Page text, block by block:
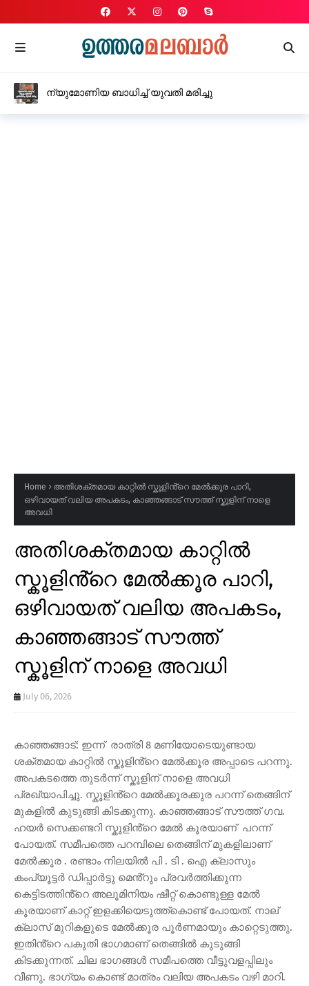
ന്യുമോണിയ ബാധിച്ച് യുവതി മരിച്ചു
Home
അതിശക്തമായ കാറ്റിൽ സ്കൂളിൻ്റെ മേൽക്കൂര പാറി,
ഒഴിവായത് വലിയ അപകടം, കാഞ്ഞങ്ങാട് സൗത്ത് സ്കൂളിന് നാളെ
അവധി
അതിശക്തമായ കാറ്റിൽ
സ്കൂളിൻ്റെ മേൽക്കൂര പാറി,
ഒഴിവായത് വലിയ അപകടം,
കാഞ്ഞങ്ങാട് സൗത്ത്
സ്കൂളിന് നാളെ അവധി
July 06, 2026
കാഞ്ഞങ്ങാട്: ഇന്ന് രാത്രി 8 മണിയോടെയുണ്ടായ
ശക്തമായ കാറ്റിൽ സ്കൂളിൻ്റെ മേൽക്കൂര അപ്പാടെ പറന്നു.
അപകടത്തെ തുടർന്ന് സ്കൂളിന് നാളെ അവധി
പ്രഖ്യാപിച്ചു. സ്കൂളിൻ്റെ മേൽക്കൂരക്കുര പറന്ന് തെങ്ങിന്
മുകളിൽ കുടുങ്ങി കിടക്കുന്നു. കാഞ്ഞങ്ങാട് സൗത്ത് ഗവ.
ഹയർ സെക്കണ്ടറി സ്കൂളിൻ്റെ മേൽ കൂരയാണ് പറന്ന്
പോയത്. സമീപത്തെ പറമ്പിലെ തെങ്ങിന് മുകളിലാണ്
മേൽക്കൂര . രണ്ടാം നിലയിൽ പി . ടി . ഐ ക്ലാസും
കംപ്യൂട്ടർ ഡിപ്പാർട്ടു മെൻ്റും പ്രവർത്തിക്കുന്ന
കെട്ടിടത്തിൻ്റെ അലൂമിനിയം ഷീറ്റ് കൊണ്ടുള്ള മേൽ
കൂരയാണ് കാറ്റ് ഇളക്കിയെടുത്ത്കൊണ്ട് പോയത്. നാല്
ക്ലാസ് മുറികളുടെ മേൽക്കൂര പൂർണമായും കാറ്റെടുത്തു.
ഇതിൻ്റെ പകുതി ഭാഗമാണ് തെങ്ങിൽ കുടുങ്ങി
കിടക്കുന്നത്. ചില ഭാഗങ്ങൾ സമീപത്തെ വീട്ടുവളപ്പിലും
വീണു. ഭാഗ്യം കൊണ്ട് മാത്രം വലിയ അപകടം വഴി മാറി.